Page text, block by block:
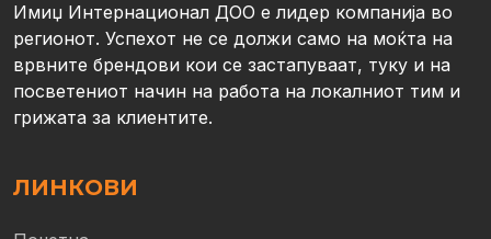
Имиџ Интернационал ДОО е лидер компанија во
регионот. Успехот не се должи само на моќта на
врвните брендови кои се застапуваат, туку и на
посветениот начин на работа на локалниот тим и
грижата за клиентите.
ЛИНКОВИ